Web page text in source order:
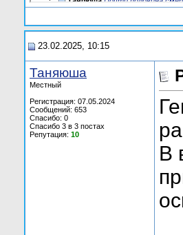
23.02.2025, 10:15
Таняюша
Местный
Регистрация: 07.05.2024
Сообщений: 653
Спасибо: 0
Спасибо 3 в 3 постах
Репутация: 10
В